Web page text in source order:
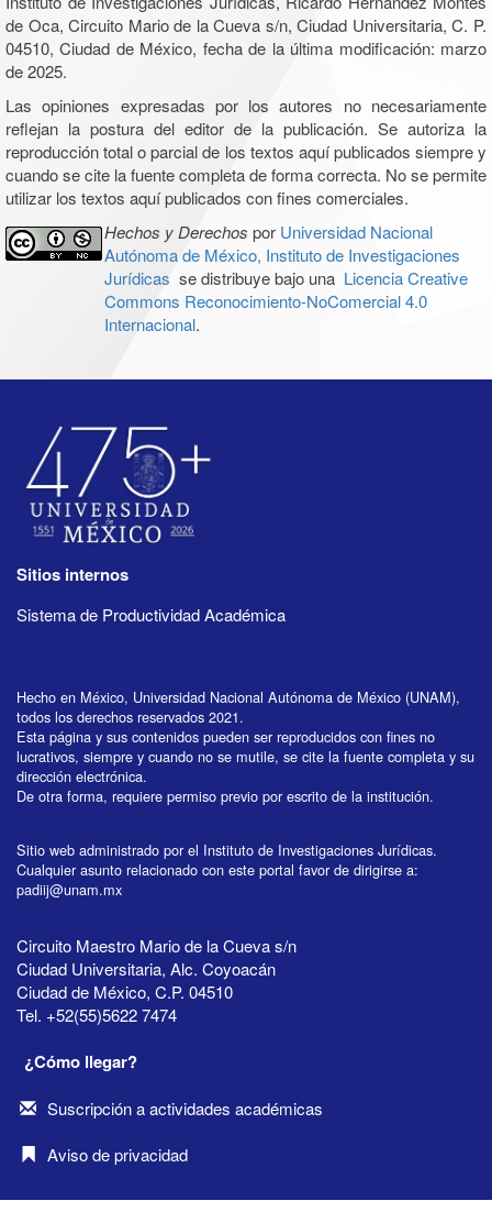
de Oca, Circuito Mario de la Cueva s/n, Ciudad Universitaria, C. P.
04510, Ciudad de México, fecha de la última modificación: marzo
de 2025.
Las opiniones expresadas por los autores no necesariamente
reflejan la postura del editor de la publicación. Se autoriza la
reproducción total o parcial de los textos aquí publicados siempre y
cuando se cite la fuente completa de forma correcta. No se permite
utilizar los textos aquí publicados con fines comerciales.
Hechos y Derechos por Universidad Nacional
Autónoma de México, Instituto de Investigaciones
Jurídicas se distribuye bajo una Licencia Creative
Commons Reconocimiento-NoComercial 4.0
Internacional.
Sitios internos
Sistema de Productividad Académica
Hecho en México, Universidad Nacional Autónoma de México (UNAM),
todos los derechos reservados 2021.
Esta página y sus contenidos pueden ser reproducidos con fines no
lucrativos, siempre y cuando no se mutile, se cite la fuente completa y su
dirección electrónica.
De otra forma, requiere permiso previo por escrito de la institución.
Sitio web administrado por el Instituto de Investigaciones Jurídicas.
Cualquier asunto relacionado con este portal favor de dirigirse a:
padiij@unam.mx
Circuito Maestro Mario de la Cueva s/n
Ciudad Universitaria, Alc. Coyoacán
Ciudad de México, C.P. 04510
Tel. +52(55)5622 7474
¿Cómo llegar?
Suscripción a actividades académicas
Aviso de privacidad